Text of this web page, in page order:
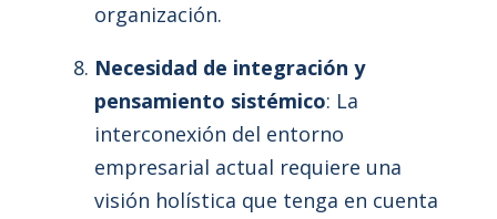
organización.
Necesidad de integración y
pensamiento sistémico: La
interconexión del entorno
empresarial actual requiere una
visión holística que tenga en cuenta